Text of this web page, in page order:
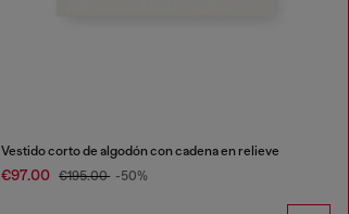
Vestido corto de algodón con cadena en relieve
€97.00 €195.00 -50%